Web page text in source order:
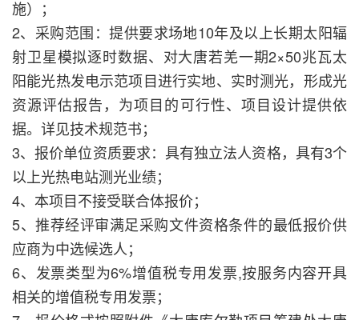
施）；
2、采购范围：提供要求场地10年及以上长期太阳辐
射卫星模拟逐时数据、对大唐若羌一期2×50兆瓦太
阳能光热发电示范项目进行实地、实时测光，形成光
资源评估报告，为项目的可行性、项目设计提供依
据。详见技术规范书；
3、报价单位资质要求：具有独立法人资格，具有3个
以上光热电站测光业绩；
4、本项目不接受联合体报价；
5、推荐经评审满足采购文件资格条件的最低报价供
应商为中选候选人；
6、发票类型为6%增值税专用发票,按服务内容开具
相关的增值税专用发票；